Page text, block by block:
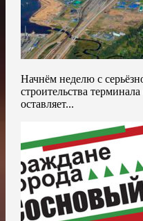
Начнём неделю с
строительства
оставляет...